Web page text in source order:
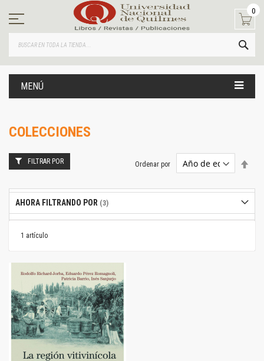
contenido
0
MENÚ
COLECCIONES
1 artículo
Ordenar por
FILTRAR POR
AHORA FILTRANDO POR